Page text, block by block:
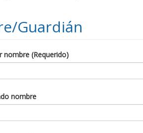
Guardián
nombre (Requerido)
nombre